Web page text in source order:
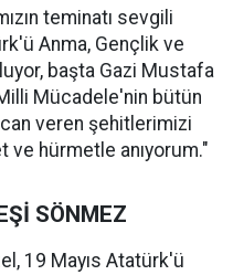
teminatı sevgili
Anma, Gençlik ve
başta Gazi Mustafa
Mücadele'nin bütün
can veren şehitlerimizi
ve hürmetle anıyorum."
SÖNMEZ
19 Mayıs Atatürk'ü